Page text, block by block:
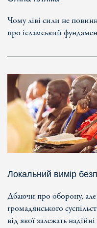
Чому ліві сили не
про ісламський
Локальний вимір
Дбаючи про оборону,
громадянського
від якої залежать